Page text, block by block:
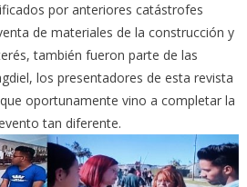
por anteriores catástrofes
de materiales de la construcción y
también fueron parte de las
los presentadores de esta revista
oportunamente vino a completar la
tan diferente.